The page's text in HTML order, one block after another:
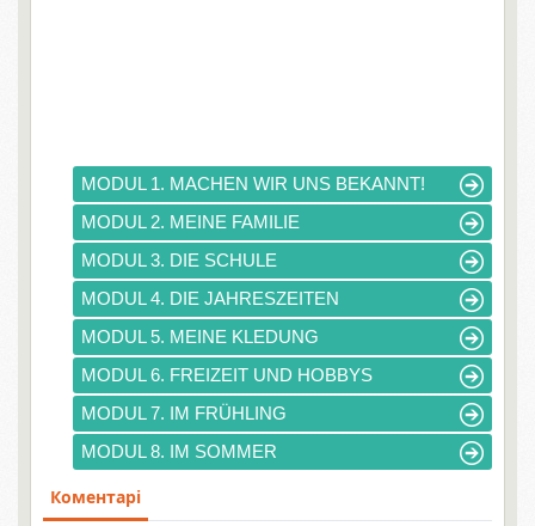
MODUL 1. MACHEN WIR UNS BEKANNT!
MODUL 2. MEINE FAMILIE
MODUL 3. DIE SCHULE
MODUL 4. DIE JAHRESZEITEN
MODUL 5. MEINE KLEDUNG
MODUL 6. FREIZEIT UND HOBBYS
MODUL 7. IM FRÜHLING
MODUL 8. IM SOMMER